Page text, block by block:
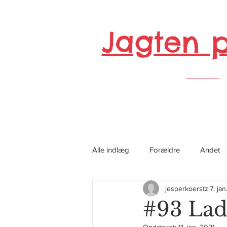
Jagten
Alle indlæg Forældre Andet
#93
jesperkoerstz 7.